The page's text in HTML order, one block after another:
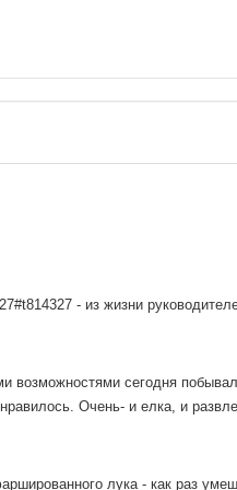
- из жизни
возможностями сегодня
Очень- и елка, и
лука - как раз